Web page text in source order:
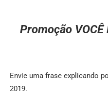
Promoção VOCÊ
Envie uma frase explicando
2019.